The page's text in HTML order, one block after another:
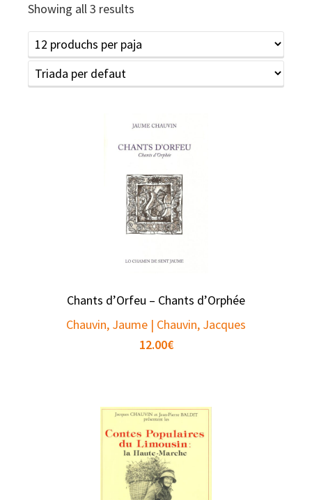
Showing all 3 results
Chants d’Orfeu – Chants d’Orphée
Chauvin, Jaume | Chauvin, Jacques
12.00€